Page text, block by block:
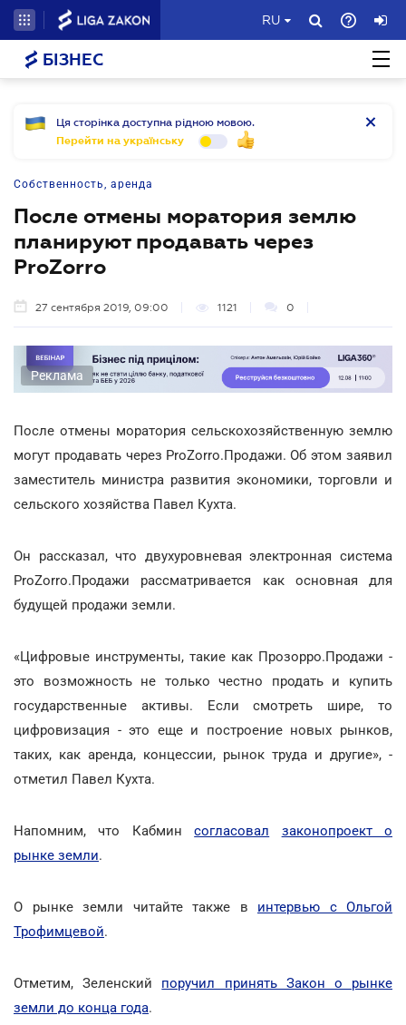
RU
БІЗНЕС
Ця сторінка доступна рідною мовою.
Перейти на українську
Собственность, аренда
После отмены моратория землю
планируют продавать через
ProZorro
27 сентября 2019, 09:00 1121 0
Реклама
После отмены моратория сельскохозяйственную землю
могут продавать через ProZorro.Продажи. Об этом заявил
заместитель министра развития экономики, торговли и
сельского хозяйства Павел Кухта.
Он рассказал, что двухуровневая электронная система
ProZorro.Продажи рассматривается как основная для
будущей продажи земли.
«Цифровые инструменты, такие как Прозорро.Продажи -
это возможность не только честно продать и купить
государственные активы. Если смотреть шире, то
цифровизация - это еще и построение новых рынков,
таких, как аренда, концессии, рынок труда и другие», -
отметил Павел Кухта.
Напомним, что Кабминсогласовал
законопроект о
рынке земли.
О рынке земли читайте также в интервью с Ольгой
Трофимцевой.
Отметим, Зеленский поручил принять Закон о рынке
земли до конца года.